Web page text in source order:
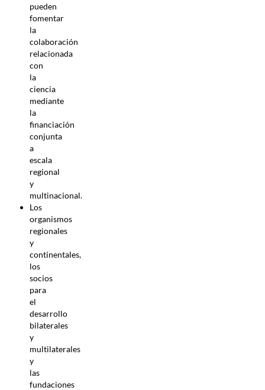
pueden
fomentar
la
colaboración
relacionada
con
la
ciencia
mediante
la
financiación
conjunta
a
escala
regional
y
multinacional.
Los
organismos
regionales
y
continentales,
los
socios
para
el
desarrollo
bilaterales
y
multilaterales
y
las
fundaciones